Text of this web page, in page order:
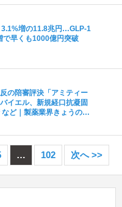
増の11.8兆円…GLP-1
で早くも1000億円突破
の陪審評決「アミティー
イエル、新規経口抗凝固
ど｜製薬業界きょうのニ
月19日）
… 102 次へ >>